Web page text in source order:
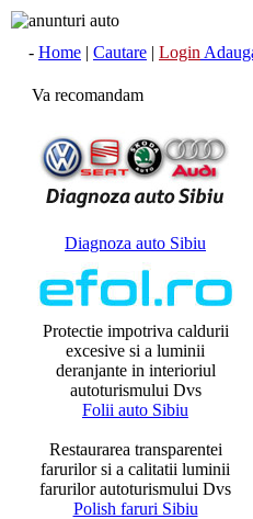
- Home | Cautare | Login
Va recomandam
Diagnoza auto Sibiu
Protectie impotriva caldurii
excesive si a luminii
deranjante in interioriul
autoturismului Dvs
Folii auto Sibiu
Restaurarea transparentei
farurilor si a calitatii luminii
farurilor autoturismului Dvs
Polish faruri Sibiu